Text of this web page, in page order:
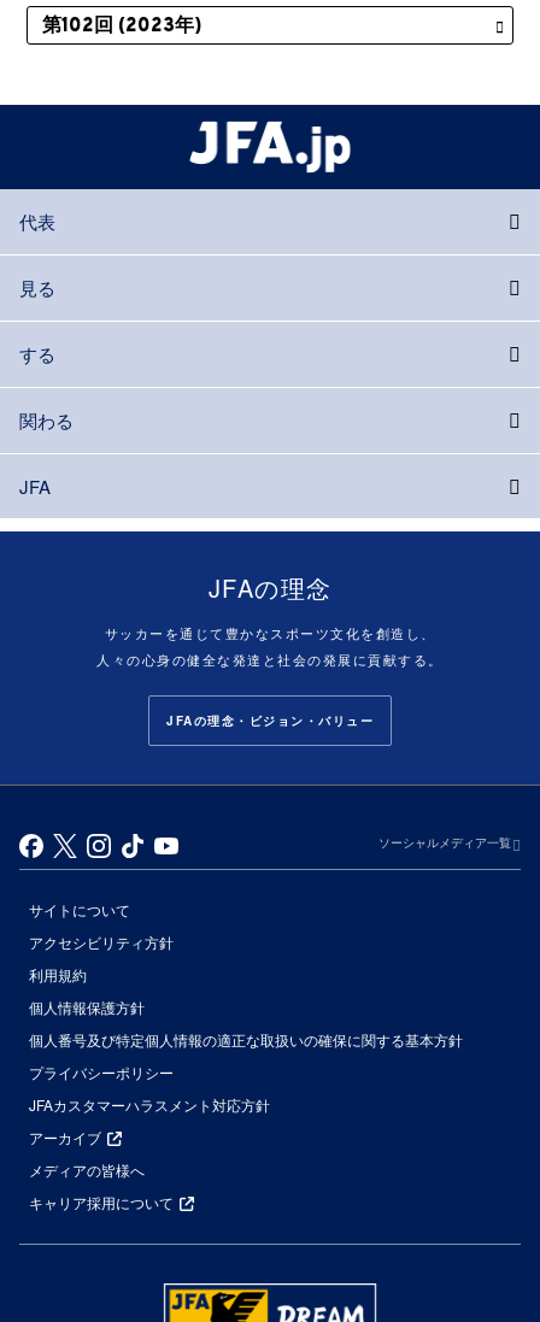
代表
見る
する
関わる
JFA
JFAの理念
サッカーを通じて豊かなスポーツ文化を創造し、
人々の心身の健全な発達と社会の発展に貢献する。
JFAの理念・ビジョン・バリュー
ソーシャルメディア一覧
サイトについて
アクセシビリティ方針
利用規約
個人情報保護方針
個人番号及び特定個人情報の適正な取扱いの確保に関する基本方針
プライバシーポリシー
JFAカスタマーハラスメント対応方針
アーカイブ
メディアの皆様へ
キャリア採用について